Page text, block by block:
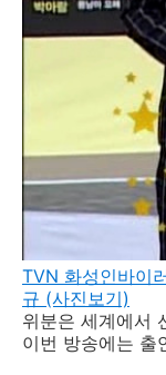
TVN 화성인바이
규 (사진보기)
위분은 세계에서
이번 방송에는 출